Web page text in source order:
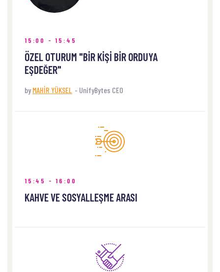
15:00 - 15:45
ÖZEL OTURUM "BİR KİŞİ BİR ORDUYA
EŞDEĞER"
byMAHİR YÜKSEL - UnifyBytes CEO
Hall 22, Building 2, New York, United States of
15:45 - 16:00
KAHVE VE SOSYALLEŞME ARASI